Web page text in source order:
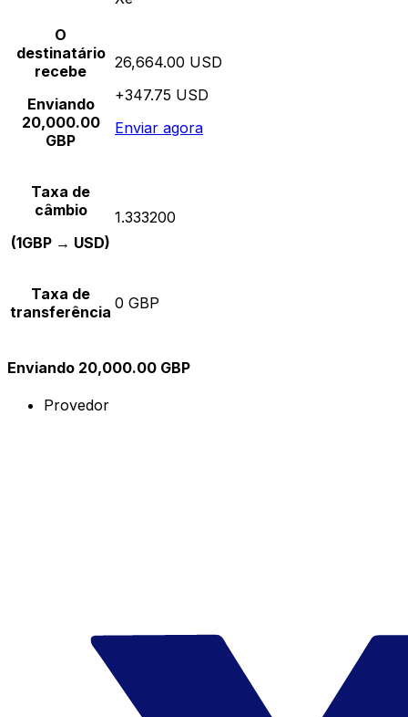
O
destinatário
recebe
Enviando
20,000.00
GBP
26,664.00 USD
+347.75 USD
Enviar agora
Taxa de
câmbio
(1GBP → USD)
1.333200
Taxa de
transferência 0 GBP
Enviando 20,000.00 GBP
Provedor